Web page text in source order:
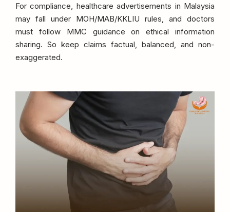
For compliance, healthcare advertisements in Malaysia
may fall under MOH/MAB/KKLIU rules, and doctors
must follow MMC guidance on ethical information
sharing. So keep claims factual, balanced, and non-
exaggerated.